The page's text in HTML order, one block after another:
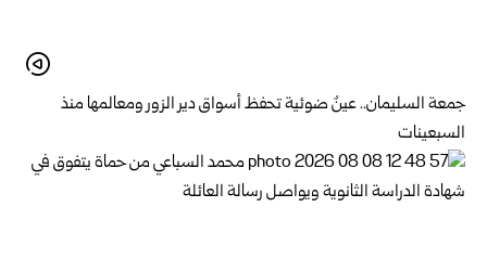
جمعة السليمان.. عينٌ ضوئية تحفظ أسواق دير الزور ومعالمها منذ
السبعينات